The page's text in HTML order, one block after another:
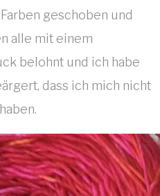
geschoben und
alle mit einem
belohnt und ich habe
dass ich mich nicht